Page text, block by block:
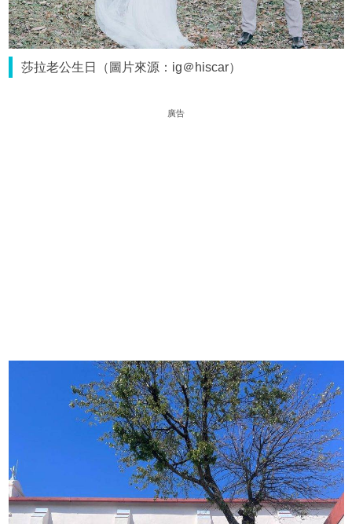
莎拉老公生日（圖片來源：ig＠hiscar）
廣告